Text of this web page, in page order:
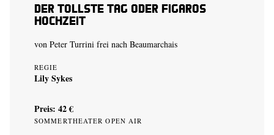
Der tollste Tag oder Figaros
Hochzeit
von Peter Turrini frei nach Beaumarchais
REGIE
Lily Sykes
Preis: 42 €
SOMMERTHEATER OPEN AIR